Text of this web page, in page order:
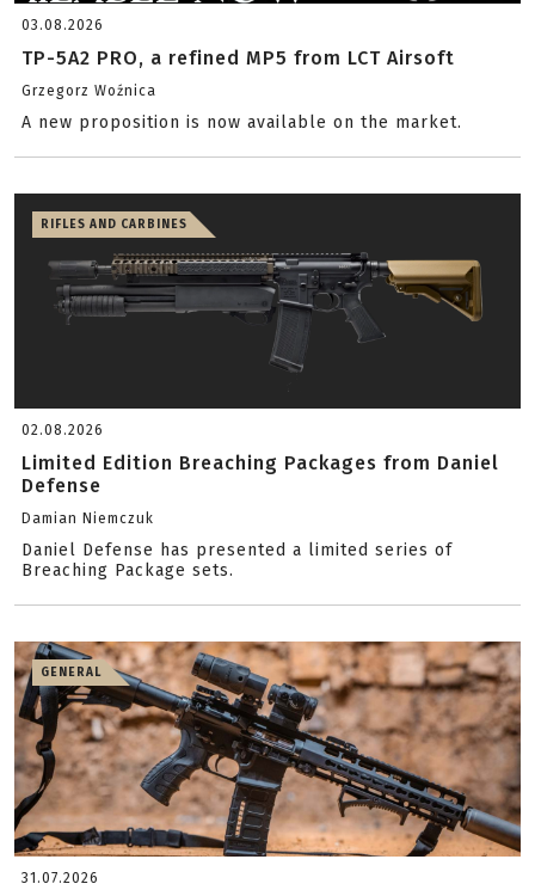
03.08.2026
TP-5A2 PRO, a refined MP5 from LCT Airsoft
Grzegorz Woźnica
A new proposition is now available on the market.
RIFLES AND CARBINES
02.08.2026
Limited Edition Breaching Packages from Daniel
Defense
Damian Niemczuk
Daniel Defense has presented a limited series of
Breaching Package sets.
GENERAL
31.07.2026